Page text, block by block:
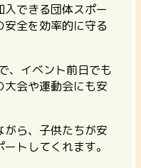
できる団体スポー
全を効率的に守る
、イベント前日でも
会や運動会にも安
ら、子供たちが安
トしてくれます。